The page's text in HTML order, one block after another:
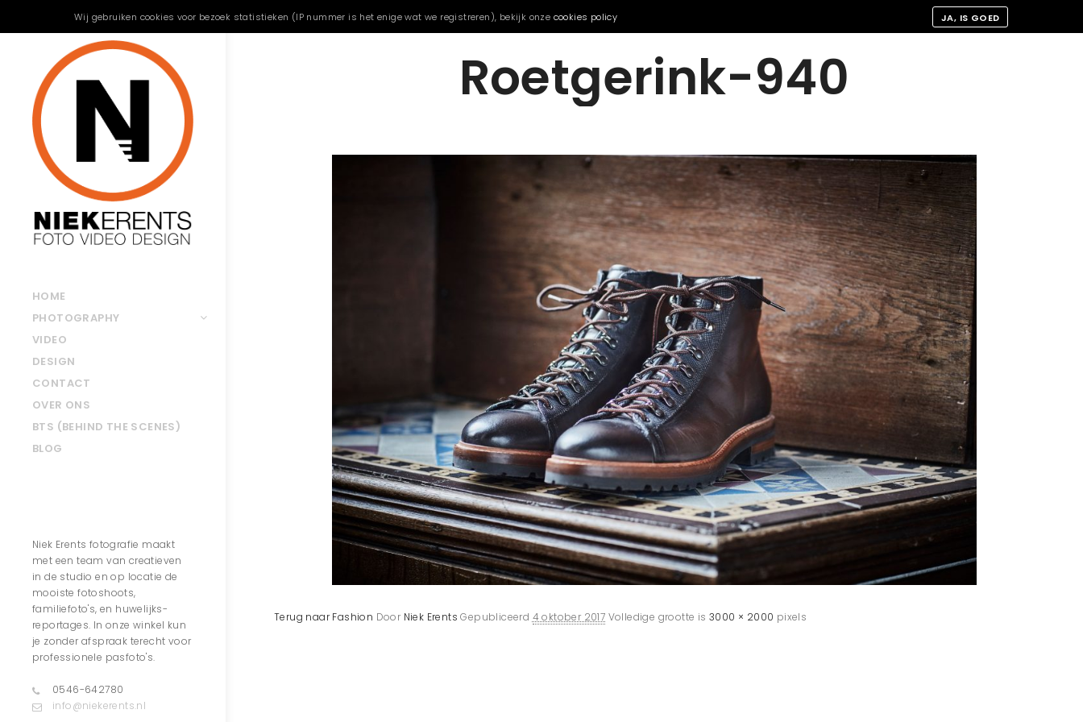
HOME
PHOTOGRAPHY
VIDEO
DESIGN
CONTACT
OVER ONS
BTS (BEHIND THE SCENES)
BLOG
Niek Erents fotografie maakt
met een team van creatieven
in de studio en op locatie de
mooiste fotoshoots,
familiefoto's, en huwelijks-
reportages. In onze winkel kun
je zonder afspraak terecht voor
professionele pasfoto's.
0546-642780
info@niekerents.nl
Roetgerink-940
Terug naar Fashion Door Niek Erents Gepubliceerd 4 oktober 2017 Volledige grootte is3000 × 2000 pixels
Wij gebruiken cookies voor bezoek statistieken (IP nummer is het enige wat we registreren), bekijk onze cookies policy JA, IS GOED